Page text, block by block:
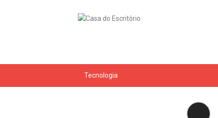
Tecnologia